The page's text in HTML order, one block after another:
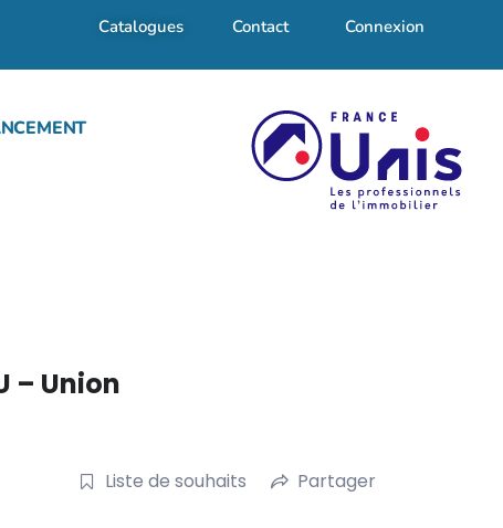
Catalogues Contact Connexion
– Union
Liste de souhaits Partager